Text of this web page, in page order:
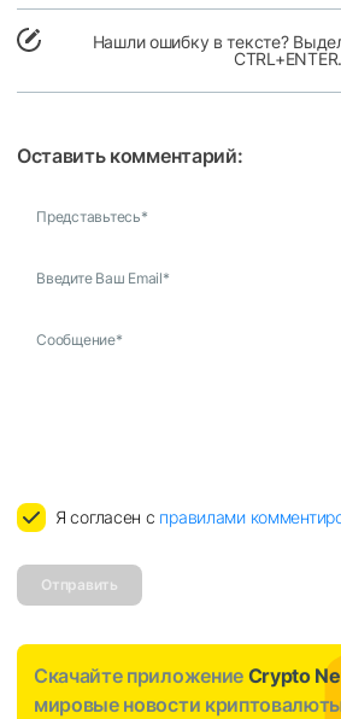
Нашли ошибку в тексте?
CTRL+ENTER.
Оставить комментарий:
Представьтесь*
Введите Ваш Email*
Сообщение*
Я согласен с правилами
Отправить
Скачайте приложение Crypto
мировые новости